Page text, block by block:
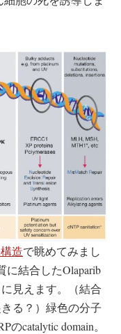
造で眺めてみまし
に結合したOlaparib
見えます。（結合
る？）緑色の分子
のcatalytic domain。